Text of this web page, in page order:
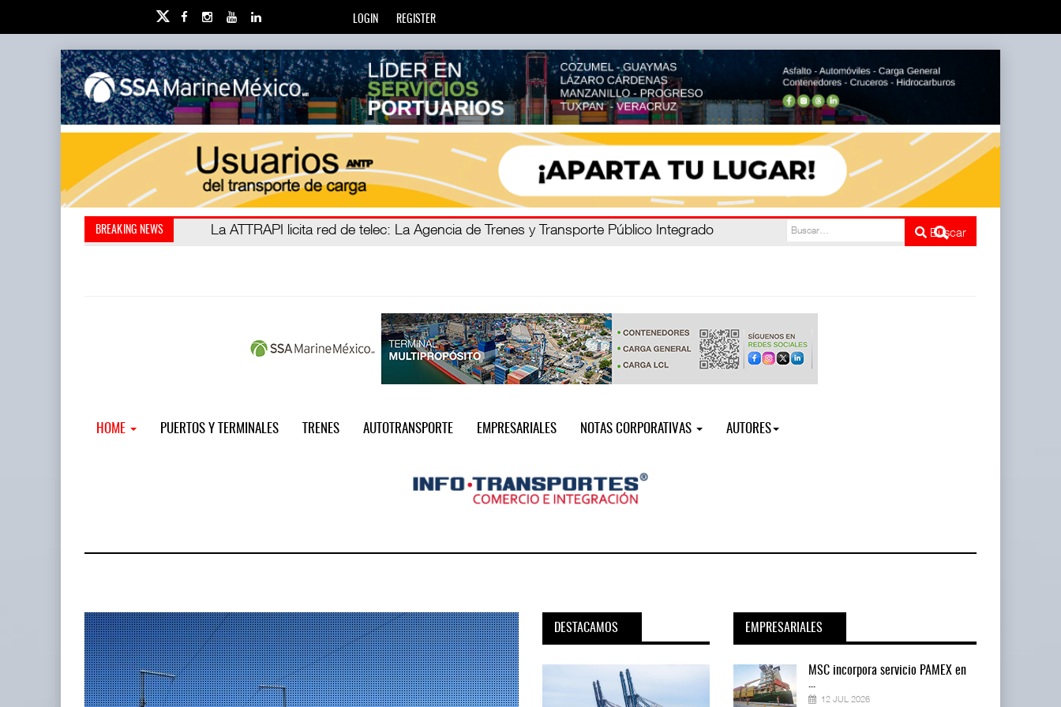
LOGIN REGISTER
BREAKING NEWS IT-ANÁLISIS: Puerto Lázaro C
La ATTRAPI licita red de telec: La Agencia de Trenes y Transporte Público Integrado
Buscar
HOME PUERTOS Y TERMINALES TRENES AUTOTRANSPORTE EMPRESARIALES NOTAS CORPORATIVAS AUTORES
DESTACAMOS EMPRESARIALES
MSC incorpora servicio PAMEX en
...
12 JUL 2026
MSC incorpora servicio PAMEX en
12 JUL 2026
MSC incorpora servicio PAMEX en
12 JUL 2026